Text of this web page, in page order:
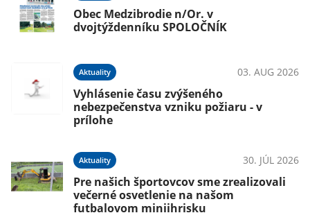
Obec Medzibrodie n/Or. v
dvojtýždenníku SPOLOČNÍK
Aktuality 03. AUG 2026
Vyhlásenie času zvýšeného
nebezpečenstva vzniku požiaru - v
prílohe
Aktuality 30. JÚL 2026
Pre našich športovcov sme zrealizovali
večerné osvetlenie na našom
futbalovom miniihrisku